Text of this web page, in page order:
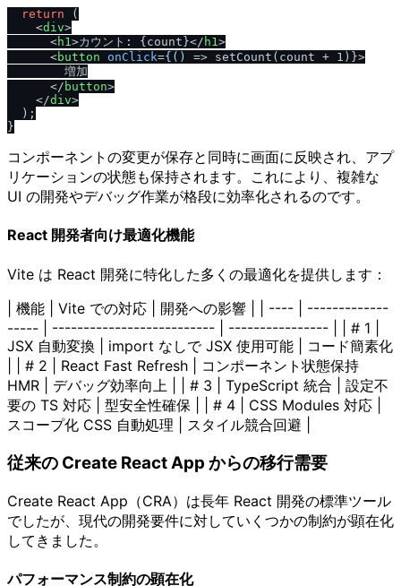
return (
<div>
<h1>カウント: {count}</ h1>
<button onClick={() => setCount(count + 1)}>
        増加
</ button>
</div>
  );
コンポーネントの変更が保存と同時に画面に反映され、アプ
リケーションの状態も保持されます。これにより、複雑な
UI の開発やデバッグ作業が格段に効率化されるのです。
React 開発者向け最適化機能
Vite は React 開発に特化した多くの最適化を提供します：
| 機能 | Vite での対応 | 開発への影響 | | ---- | -------------
----- | -------------------------- | ---------------- | | # 1 |
JSX 自動変換 | import なしで JSX 使用可能 | コード簡素化
| | # 2 | React Fast Refresh | コンポーネント状態保持
HMR | デバッグ効率向上 | | # 3 | TypeScript 統合 | 設定不
要の TS 対応 | 型安全性確保 | | # 4 | CSS Modules 対応 |
スコープ化 CSS 自動処理 | スタイル競合回避 |
従来の Create React App からの移行需要
Create React App（CRA）は長年 React 開発の標準ツール
でしたが、現代の開発要件に対していくつかの制約が顕在化
してきました。
パフォーマンス制約の顕在化